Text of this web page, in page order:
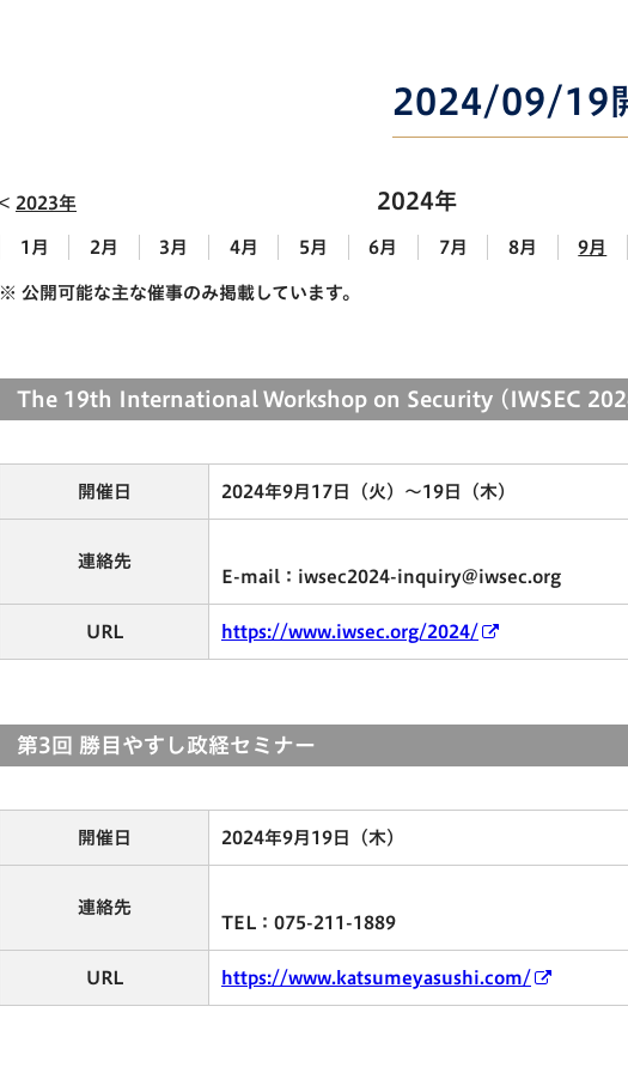
2024/09/19
2023年 2024年
1月 2月 3月 4月 5月 6月 7月 8月 9月
※ 公開可能な主な催事のみ掲載しています。
The 19th International Workshop on Security (IWSEC
開催日 2024年9月17日（火）～19日（木）
連絡先
E-mail：iwsec2024-inquiry@iwsec.org
URL https://www.iwsec.org/2024/
第3回 勝目やすし政経セミナー
開催日 2024年9月19日（木）
連絡先
TEL：075-211-1889
URL https://www.katsumeyasushi.com/